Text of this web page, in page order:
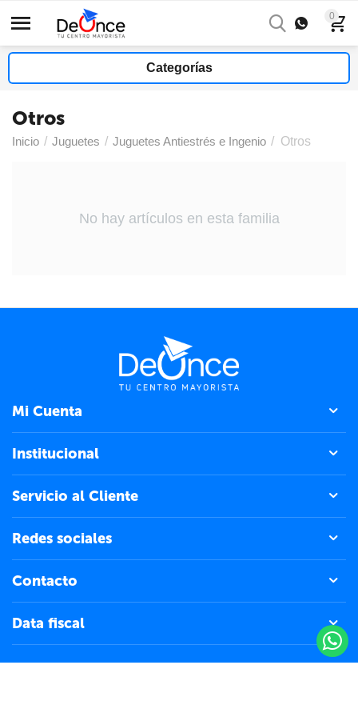
0
Categorías
Otros
Inicio / Juguetes / Juguetes Antiestrés e Ingenio / Otros
No hay artículos en esta familia
Mi Cuenta
Institucional
Servicio al Cliente
Redes sociales
Contacto
Data fiscal